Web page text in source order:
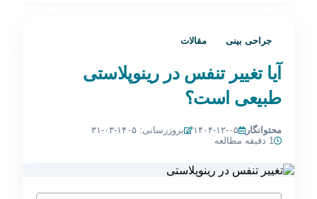
جراحی بینی مقالات
آیا تغییر تنفس در رینوپلاستی
طبیعی است؟
محتوانگار ۱۴۰۴-۱۲-۰۵
بروزرسانی: ۱۴۰۵-۰۳-۳۱
1 دقیقه مطالعه